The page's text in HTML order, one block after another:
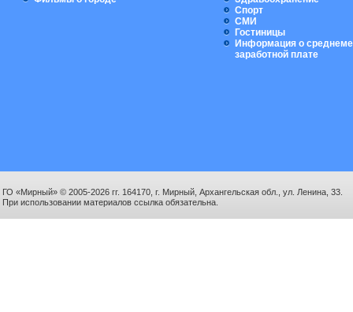
Спорт
СМИ
Гостиницы
Информация о
заработной плате
ГО «Мирный» © 2005-2026 гг. 164170, г. Мирный, Архангельская обл., ул. Ленина, 33.
При использовании материалов ссылка обязательна.